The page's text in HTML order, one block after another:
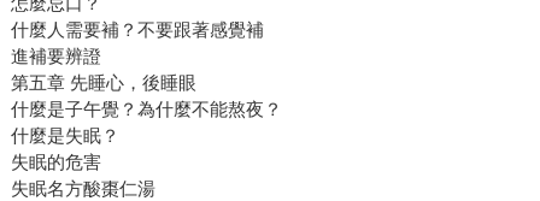
什麼人需要補？不要跟著感覺補
進補要辨證
第五章 先睡心，後睡眼
什麼是子午覺？為什麼不能熬夜？
什麼是失眠？
失眠的危害
失眠名方酸棗仁湯